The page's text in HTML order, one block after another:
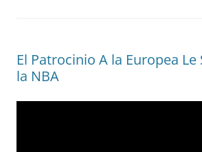
El Patrocinio A la Europea
la NBA